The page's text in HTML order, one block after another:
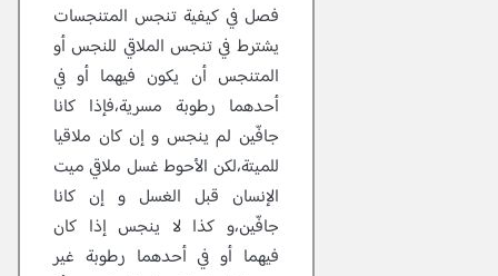
فصل في كيفية تنجس المتنجسات
يشترط في تنجس الملاقي للنجس أو
المتنجس أن يكون فيهما أو في
أحدهما رطوبة مسرية،فإذا كانا
جافّين لم ينجس و إن كان ملاقيا
للميتة،لكن الأحوط غسل ملاقي ميت
الإنسان قبل الغسل و إن كانا
جافّين،و كذا لا ينجس إذا كان
فيهما أو في أحدهما رطوبة غير